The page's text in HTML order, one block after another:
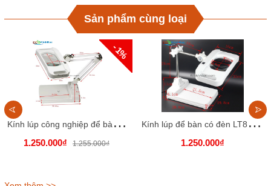
Sản phẩm cùng loại
- 1%
K
ính lúp công nghiệp để bàn LT86I. Thấu kính trắng, góc quan sát to, rộng
1.250.000₫ 1.255.000₫
K
ính lúp để bàn có đèn LT86H, thấu kính trắng
1.250.000₫